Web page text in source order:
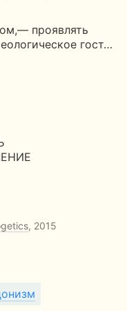
проявлять
гост…
, 2015